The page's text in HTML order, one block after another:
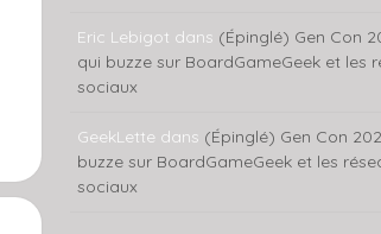
Eric Lebigot dans (Épinglé) Gen Con
qui buzze sur BoardGameGeek et les
sociaux
GeekLette dans (Épinglé) Gen Con
buzze sur BoardGameGeek et les
sociaux